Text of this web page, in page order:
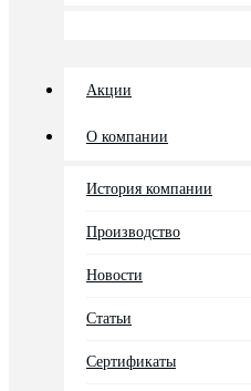
Акции
О компании
История компании
Производство
Новости
Статьи
Сертификаты